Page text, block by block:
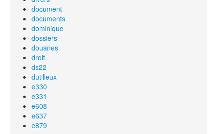
document
documents
dominique
dossiers
douanes
droit
ds22
dutilleux
e330
e331
e608
e637
e879